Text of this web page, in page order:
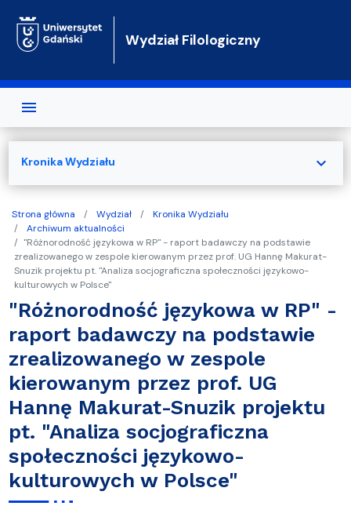
Wydział Filologiczny
Strona główna Wydział
Kronika Wydziału
Archiwum aktualności
"Różnorodność językowa w RP" - raport badawczy na podstawie
zrealizowanego w zespole kierowanym przez prof. UG Hannę Makurat-
Snuzik projektu pt. "Analiza socjograficzna społeczności językowo-
kulturowych w Polsce"
"Różnorodność językowa w RP" -
raport badawczy na podstawie
zrealizowanego w zespole
kierowanym przez prof. UG
Hannę Makurat-Snuzik projektu
pt. "Analiza socjograficzna
społeczności językowo-
kulturowych w Polsce"
Kronika Wydziału expand_more